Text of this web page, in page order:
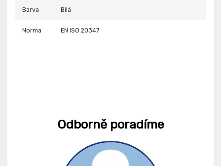
Barva Bílá
Norma EN ISO 20347
Odborně poradíme